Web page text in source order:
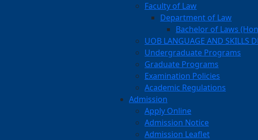
Faculty of Law
Department of Law
Bachelor of Laws
UOB LANGUAGE AND SKILLS
Undergraduate Programs
Graduate Programs
Examination Policies
Academic Regulations
Admission
Apply Online
Admission Notice
Admission Leaflet